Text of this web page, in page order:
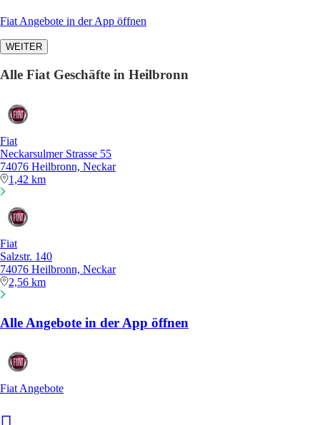
Fiat Angebote in der App öffnen
WEITER
Alle Fiat Geschäfte in Heilbronn
Fiat
Neckarsulmer Strasse 55
74076 Heilbronn, Neckar
1,42 km
Fiat
Salzstr. 140
74076 Heilbronn, Neckar
2,56 km
Alle Angebote in der App öffnen
Fiat Angebote